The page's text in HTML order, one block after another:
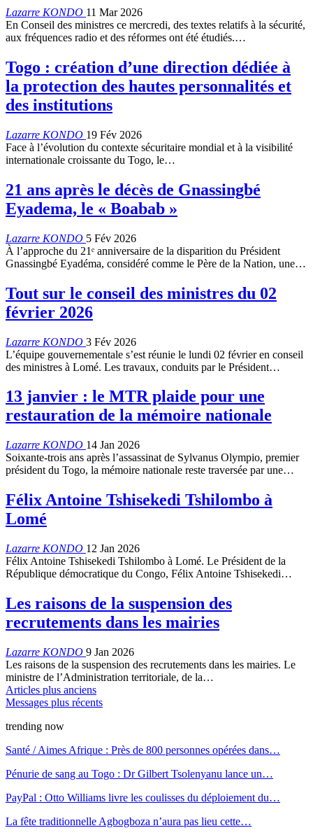
Lazarre KONDO 11 Mar 2026
En Conseil des ministres ce mercredi, des textes relatifs à la sécurité,
aux fréquences radio et des réformes ont été étudiés.…
Togo : création d’une direction dédiée à
la protection des hautes personnalités et
des institutions
Lazarre KONDO 19 Fév 2026
Face à l’évolution du contexte sécuritaire mondial et à la visibilité
internationale croissante du Togo, le…
21 ans après le décès de Gnassingbé
Eyadema, le « Boabab »
Lazarre KONDO 5 Fév 2026
À l’approche du 21ᵉ anniversaire de la disparition du Président
Gnassingbé Eyadéma, considéré comme le Père de la Nation, une…
Tout sur le conseil des ministres du 02
février 2026
Lazarre KONDO 3 Fév 2026
L’équipe gouvernementale s’est réunie le lundi 02 février en conseil
des ministres à Lomé. Les travaux, conduits par le Président…
13 janvier : le MTR plaide pour une
restauration de la mémoire nationale
Lazarre KONDO 14 Jan 2026
Soixante-trois ans après l’assassinat de Sylvanus Olympio, premier
président du Togo, la mémoire nationale reste traversée par une…
Félix Antoine Tshisekedi Tshilombo à
Lomé
Lazarre KONDO 12 Jan 2026
Félix Antoine Tshisekedi Tshilombo à Lomé. Le Président de la
République démocratique du Congo, Félix Antoine Tshisekedi…
Les raisons de la suspension des
recrutements dans les mairies
Lazarre KONDO 9 Jan 2026
Les raisons de la suspension des recrutements dans les mairies. Le
ministre de l’Administration territoriale, de la…
Articles plus anciens
Messages plus récents
trending now
Santé / Aimes Afrique : Près de 800 personnes opérées dans…
Pénurie de sang au Togo : Dr Gilbert Tsolenyanu lance un…
PayPal : Otto Williams livre les coulisses du déploiement du…
La fête traditionnelle Agbogboza n’aura pas lieu cette…